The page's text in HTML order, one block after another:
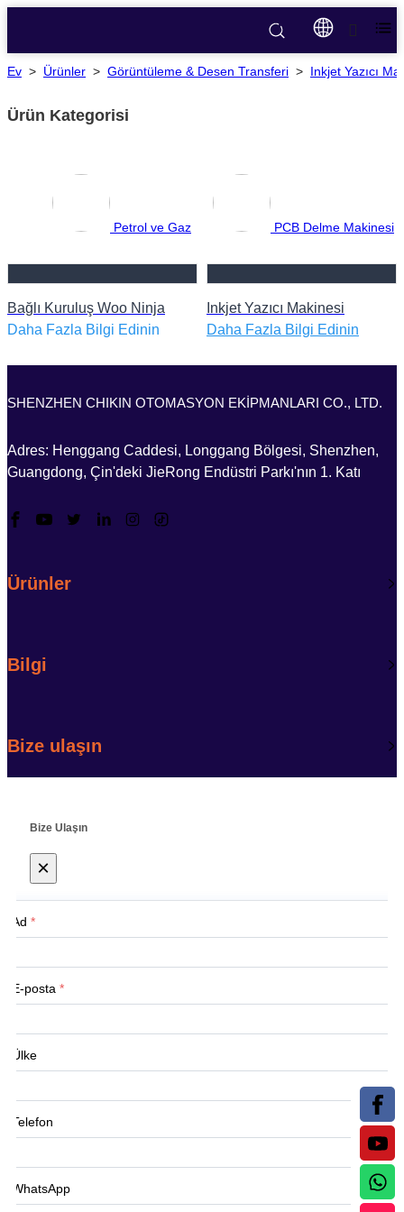
Ev > Ürünler > Görüntüleme & Desen Transferi > Inkjet Yazıcı
Ürün Kategorisi
Petrol ve Gaz PCB Delme Makinesi
Bağlı Kuruluş Woo Ninja
Daha Fazla Bilgi Edinin
Inkjet Yazıcı Makinesi
Daha Fazla Bilgi Edinin
SHENZHEN CHIKIN OTOMASYON EKİPMANLARI CO., LTD.
Adres: Henggang Caddesi, Longgang Bölgesi, Shenzhen,
Guangdong, Çin'deki JieRong Endüstri Parkı'nın 1. Katı
Ürünler
Bilgi
Bize ulaşın
Bize Ulaşın
×
Ad *
E-posta *
Ülke
Telefon
WhatsApp